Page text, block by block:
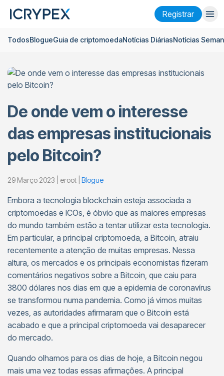
Registrar
Entrar Registrar
Pesquisar
Ajuda
Futuros
Language
Tema
TodosBlogueGuia de criptomoedaNotícias DiáriasNotícias
De onde vem o interesse
das empresas institucionais
pelo Bitcoin?
29 Março 2023 | eroot | Blogue
Embora a tecnologia blockchain esteja associada a
criptomoedas e ICOs, é óbvio que as maiores empresas
do mundo também estão a tentar utilizar esta tecnologia.
Em particular, a principal criptomoeda, a Bitcoin, atraiu
recentemente a atenção de muitas empresas. Nessa
altura, os mercados e os principais economistas fizeram
comentários negativos sobre a Bitcoin, que caiu para
3800 dólares nos dias em que a epidemia de coronavírus
se transformou numa pandemia. Como já vimos muitas
vezes, as autoridades afirmaram que o Bitcoin está
acabado e que a principal criptomoeda vai desaparecer
do mercado.
Quando olhamos para os dias de hoje, a Bitcoin negou
mais uma vez todas essas afirmações. A principal